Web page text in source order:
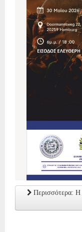
Περισσότερα: Η